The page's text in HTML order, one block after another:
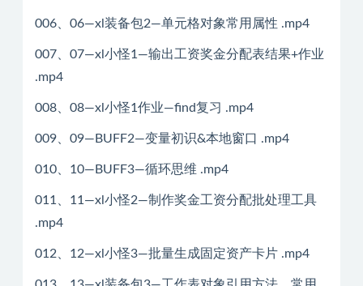
006、06—xl装备包2—单元格对象常用属性 .mp4
007、07—xl小怪1—输出工资奖金分配表结果+作业
.mp4
008、08—xl小怪1作业—find复习 .mp4
009、09—BUFF2—变量初识&本地窗口 .mp4
010、10—BUFF3—循环思维 .mp4
011、11—xl小怪2—制作奖金工资分配批处理工具
.mp4
012、12—xl小怪3—批量生成固定资产卡片 .mp4